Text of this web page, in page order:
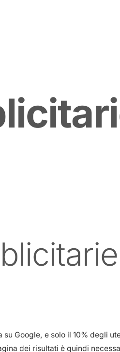
licitari
Google, e solo il 10% degli
dei risultati è quindi